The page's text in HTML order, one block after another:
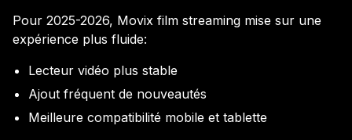
Pour 2025-2026, Movix film streaming mise sur une
expérience plus fluide:
Lecteur vidéo plus stable
Ajout fréquent de nouveautés
Meilleure compatibilité mobile et tablette